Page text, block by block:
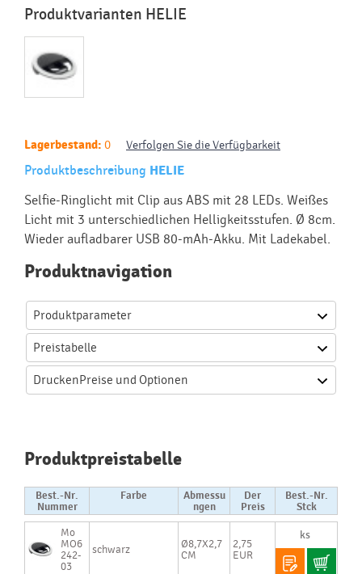
Produktvarianten HELIE
Lagerbestand: 0 Verfolgen Sie die Verfügbarkeit
Produktbeschreibung HELIE
Selfie-Ringlicht mit Clip aus ABS mit 28 LEDs. Weißes
Licht mit 3 unterschiedlichen Helligkeitsstufen. Ø 8cm.
Wieder aufladbarer USB 80-mAh-Akku. Mit Ladekabel.
Produktnavigation
Produktparameter
Preistabelle
DruckenPreise und Optionen
Produktpreistabelle
Best.-Nr.
Nummer
Farbe
Abmessu
ngen
Der
Preis
Best.-Nr.
Stck
Mo
MO6
242-
03
schwarz
Ø8,7X2,7
CM
2,75
EUR